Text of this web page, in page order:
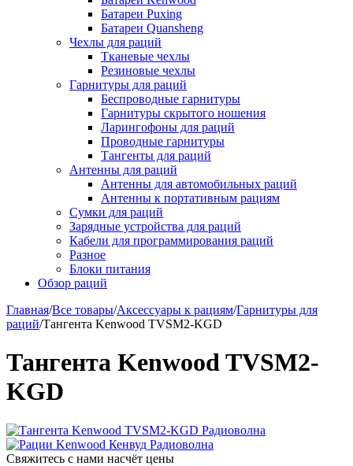
Батареи Puxing
Батареи Quansheng
Чехлы для раций
Тканевые чехлы
Резиновые чехлы
Гарнитуры для раций
Беспроводные гарнитуры
Гарнитуры скрытого ношения
Ларингофоны для раций
Проводные гарнитуры
Тангенты для раций
Антенны для раций
Антенны для автомобильных раций
Антенны к портативным рациям
Сумки для раций
Зарядные устройства для раций
Кабели для программирования раций
Разное
Блоки питания
Обзор раций
Главная/Все товары/Аксессуары к рациям/Гарнитуры для
раций/Тангента Kenwood TVSM2-KGD
Тангента Kenwood TVSM2-
KGD
Свяжитесь с нами насчёт цены